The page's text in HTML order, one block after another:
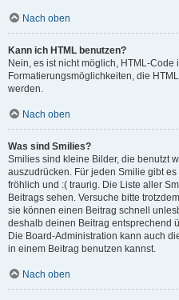
Nach oben
Kann ich HTML benutzen?
Nein, es ist nicht möglich, HTML-
Formatierungsmöglichkeiten, die
werden.
Nach oben
Was sind Smilies?
Smilies sind kleine Bilder, die benutzt
auszudrücken. Für jeden Smilie gibt
fröhlich und :( traurig. Die Liste aller
Beitrags sehen. Versuche bitte
sie können einen Beitrag schnell
deshalb deinen Beitrag entsprechend
Die Board-Administration kann auch
in einem Beitrag benutzen kannst.
Nach oben